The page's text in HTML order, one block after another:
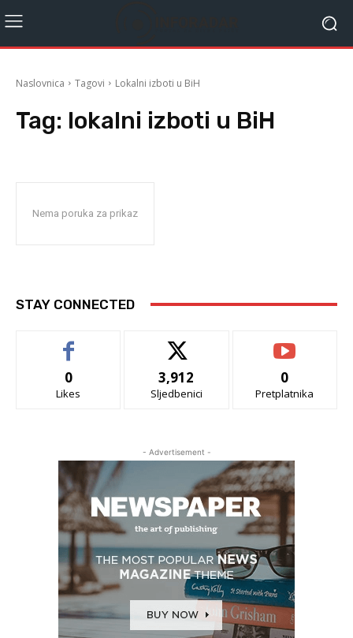
Naslovnica Tagovi Lokalni izboti u BiH
Tag: lokalni izboti u BiH
Nema poruka za prikaz
STAY CONNECTED
0
Likes
3,912
Sljedbenici
0
Pretplatnika
- Advertisement -